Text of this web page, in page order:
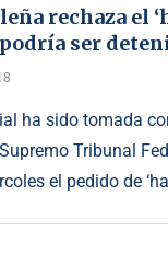
rechaza el
ser
ha sido tomada
Tribunal
el pedido de